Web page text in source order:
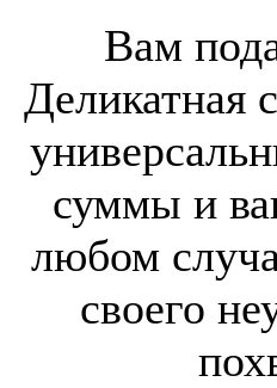
Вам
Деликатная
суммы и
любом
своего